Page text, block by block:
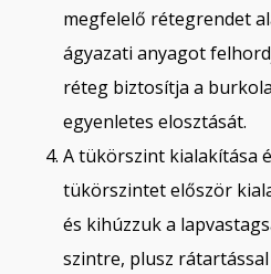
megfelelő rétegrendet
ágyazati anyagot
réteg biztosítja a
egyenletes elosztását.
A tükörszint kialakítása
tükörszintet először
és kihúzzuk a
szintre, plusz